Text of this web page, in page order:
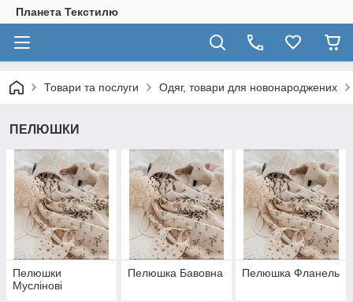
Планета Текстилю
Товари та послуги Одяг, товари для новонароджених
ПЕЛЮШКИ
Пелюшки
Муслінові
Пелюшка Бавовна Пелюшка Фланель